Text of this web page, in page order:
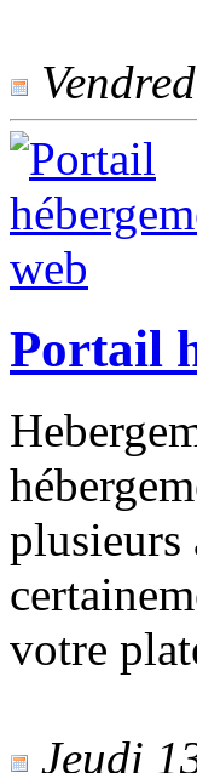
Portail
plusieurs
votre
Jeudi